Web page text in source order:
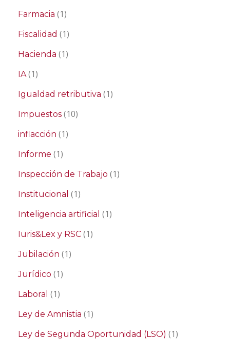
Farmacia (1)
Fiscalidad (1)
Hacienda (1)
IA(1)
Igualdad retributiva (1)
Impuestos (10)
inflacción (1)
Informe (1)
Inspección de Trabajo (1)
Institucional (1)
Inteligencia artificial (1)
Iuris&Lex y RSC (1)
Jubilación (1)
Jurídico (1)
Laboral (1)
Ley de Amnistia (1)
Ley de Segunda Oportunidad (LSO) (1)